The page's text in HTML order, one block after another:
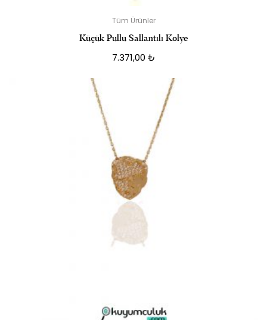
Tüm Ürünler
Küçük Pullu Sallantılı Kolye
7.371,00 ₺